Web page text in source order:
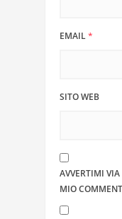
EMAIL*
SITO WEB
AVVERTIMI
MIO